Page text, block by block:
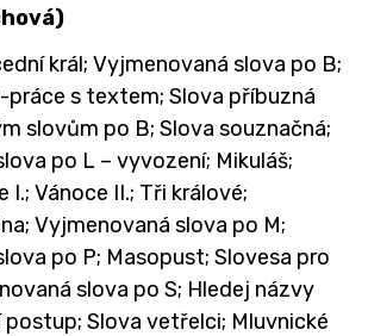
král; Vyjmenovaná slova po B;
práce s textem; Slova příbuzná
slovům po B; Slova souznačná;
po L – vyvození; Mikuláš;
I.; Vánoce II.; Tři králové;
Vyjmenovaná slova po M;
po P; Masopust; Slovesa pro
slova po S; Hledej názvy
Slova vetřelci; Mluvnické